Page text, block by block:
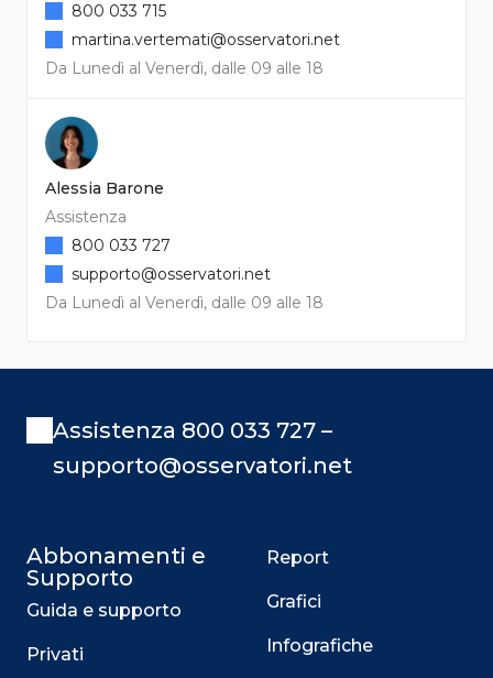
Da Lunedì al Venerdì, dalle 09 alle 18
800 033 715
martina.vertemati@osservatori.net
Alessia Barone
Assistenza
Da Lunedì al Venerdì, dalle 09 alle 18
800 033 727
supporto@osservatori.net
Assistenza 800 033 727 –
supporto@osservatori.net
Abbonamenti e
Supporto
Guida e supporto
Privati
Report
Grafici
Infografiche